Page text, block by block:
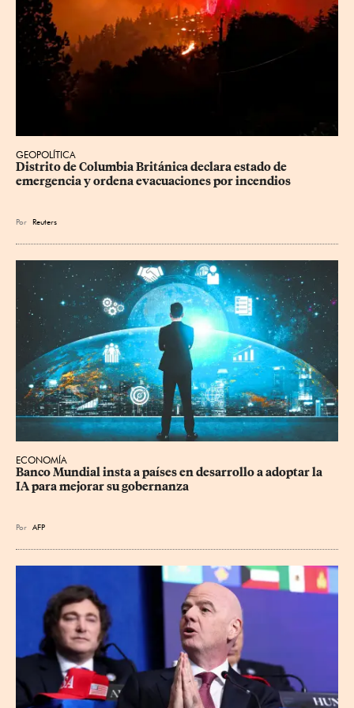
GEOPOLÍTICA
Distrito de Columbia Británica declara estado de
emergencia y ordena evacuaciones por incendios
Por Reuters
ECONOMÍA
Banco Mundial insta a países en desarrollo a adoptar la
IA para mejorar su gobernanza
Por AFP